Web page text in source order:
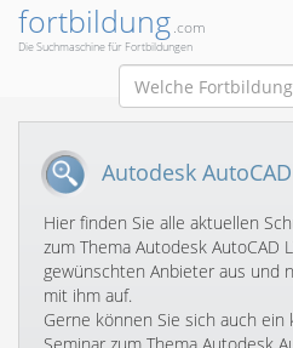
fortbildung.com
Die Suchmaschine für Fortbildungen
Autodesk
Hier finden Sie alle aktuellen
zum Thema Autodesk AutoCAD
gewünschten Anbieter aus und
mit ihm auf.
Gerne können Sie sich auch